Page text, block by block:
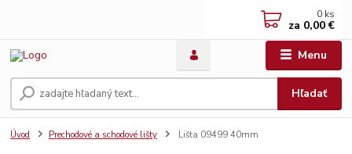
Menu
Hľadať
0 ks
za 0,00 €
Úvod Prechodové a schodové lišty Lišta 09499 40mm